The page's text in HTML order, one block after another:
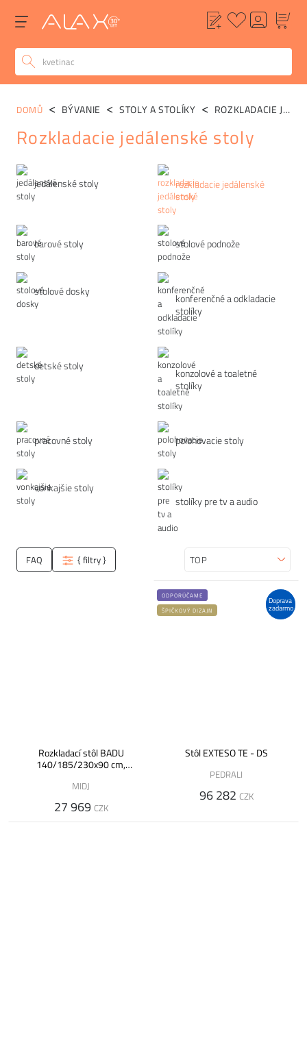
Kategórie
jedálenské stoly
rozkladacie jedálenské
stoly
barové stoly stolové podnože
stolové dosky
konferenčné a odkladacie
stolíky
detské stoly
konzolové a toaletné
stolíky
pracovné stoly polohovacie stoly
vonkajšie stoly
stolíky pre tv a audio
DOMŮ BÝVANIE STOLY A STOLÍKY ROZKLADACIE JEDÁLENSKÉ STOLY
Rozkladacie jedálenské stoly
FAQ { filtry } Zoradiť
Rozkladací stôl BADU
140/185/230x90 cm,
MIDJ
27 969 CZK
Doprava
zadarmo
ODPORÚČAME
ŠPIČKOVÝ DIZAJN
Stôl EXTESO TE - DS
PEDRALI
96 282 CZK